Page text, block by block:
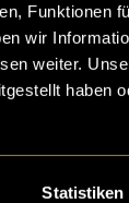
Funktionen
wir
weiter.
haben
Statistiken